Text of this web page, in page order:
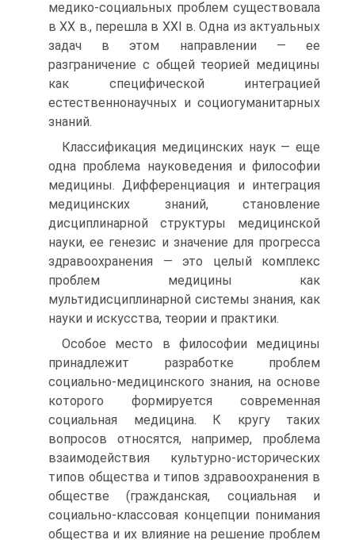
медико-социальных проблем существовала
в XX в., перешла в XXI в. Одна из актуальных
задач в этом направлении — ее
разграничение с общей теорией медицины
как специфической интеграцией
естественнонаучных и социогуманитарных
знаний.
Классификация медицинских наук — еще
одна проблема науковедения и философии
медицины. Дифференциация и интеграция
медицинских знаний, становление
дисциплинарной структуры медицинской
науки, ее генезис и значение для прогресса
здравоохранения — это целый комплекс
проблем медицины как
мультидисциплинарной системы знания, как
науки и искусства, теории и практики.
Особое место в философии медицины
принадлежит разработке проблем
социально-медицинского знания, на основе
которого формируется современная
социальная медицина. К кругу таких
вопросов относятся, например, проблема
взаимодействия культурно-исторических
типов общества и типов здравоохранения в
обществе (гражданская, социальная и
социально-классовая концепции понимания
общества и их влияние на решение проблем